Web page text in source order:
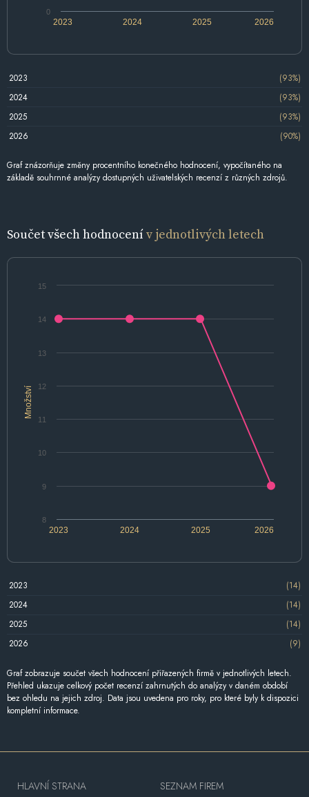
2024 2026
2023 2025
0
2023
(93%)
2024
(93%)
2025
(93%)
2026
(90%)
Graf znázorňuje změny procentního konečného hodnocení, vypočítaného na
základě souhrnné analýzy dostupných uživatelských recenzí z různých zdrojů.
Součet všech hodnocenív jednotlivých letech
Množství
2024 2026
2023 2025
8
9
10
11
12
13
14
15
2023
(14)
2024
(14)
2025
(14)
2026
(9)
Graf zobrazuje součet všech hodnocení přiřazených firmě v jednotlivých letech.
Přehled ukazuje celkový počet recenzí zahrnutých do analýzy v daném období
bez ohledu na jejich zdroj. Data jsou uvedena pro roky, pro které byly k dispozici
kompletní informace.
HLAVNÍ STRANA
SEZNAM FIREM